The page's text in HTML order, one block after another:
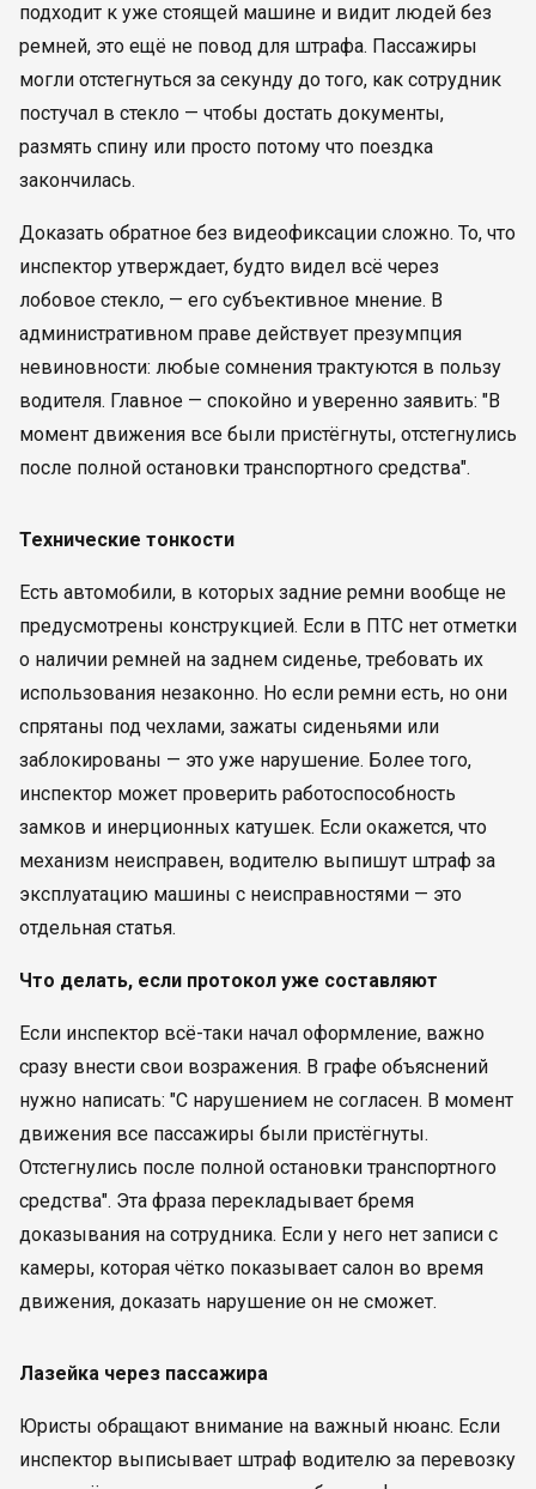
подходит к уже стоящей машине и видит людей без
ремней, это ещё не повод для штрафа. Пассажиры
могли отстегнуться за секунду до того, как сотрудник
постучал в стекло — чтобы достать документы,
размять спину или просто потому что поездка
закончилась.
Доказать обратное без видеофиксации сложно. То, что
инспектор утверждает, будто видел всё через
лобовое стекло, — его субъективное мнение. В
административном праве действует презумпция
невиновности: любые сомнения трактуются в пользу
водителя. Главное — спокойно и уверенно заявить: "В
момент движения все были пристёгнуты, отстегнулись
после полной остановки транспортного средства".
Технические тонкости
Есть автомобили, в которых задние ремни вообще не
предусмотрены конструкцией. Если в ПТС нет отметки
о наличии ремней на заднем сиденье, требовать их
использования незаконно. Но если ремни есть, но они
спрятаны под чехлами, зажаты сиденьями или
заблокированы — это уже нарушение. Более того,
инспектор может проверить работоспособность
замков и инерционных катушек. Если окажется, что
механизм неисправен, водителю выпишут штраф за
эксплуатацию машины с неисправностями — это
отдельная статья.
Что делать, если протокол уже составляют
Если инспектор всё-таки начал оформление, важно
сразу внести свои возражения. В графе объяснений
нужно написать: "С нарушением не согласен. В момент
движения все пассажиры были пристёгнуты.
Отстегнулись после полной остановки транспортного
средства". Эта фраза перекладывает бремя
доказывания на сотрудника. Если у него нет записи с
камеры, которая чётко показывает салон во время
движения, доказать нарушение он не сможет.
Лазейка через пассажира
Юристы обращают внимание на важный нюанс. Если
инспектор выписывает штраф водителю за перевозку